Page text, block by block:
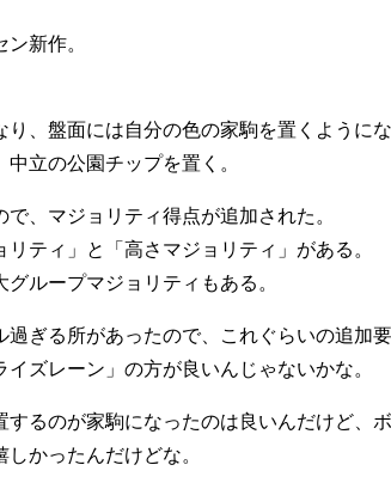
新作。
、盤面には自分の色の家駒を置くようにな
立の公園チップを置く。
、マジョリティ得点が追加された。
ティ」と「高さマジョリティ」がある。
ループマジョリティもある。
過ぎる所があったので、これぐらいの追加
ズレーン」の方が良いんじゃないかな。
るのが家駒になったのは良いんだけど、
かったんだけどな。